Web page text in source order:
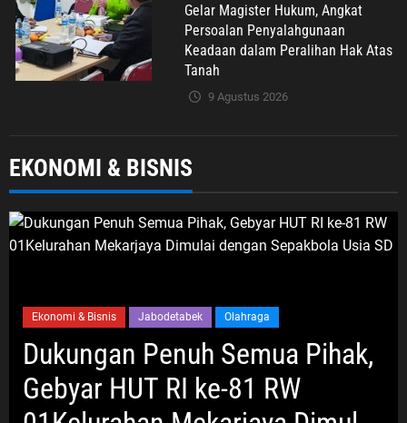
Gelar Magister Hukum, Angkat
Persoalan Penyalahgunaan
Keadaan dalam Peralihan Hak Atas
Tanah
9 Agustus 2026
TAS BERISI DOKUMEN PENTING
SUMARECON BEKASI
9 Agustus 2026
Ekonomi & Bisnis Jabodetabek
Dukungan Penuh Semua Pihak,
Gebyar HUT RI ke-81 RW
01Kelurahan Mekarjaya Dimulai
dengan Sepakbola Usia SD
EKONOMI & BISNIS
Ekonomi & Bisnis Jabodetabek Olahraga
Dukungan Penuh Semua Pihak,
Gebyar HUT RI ke-81 RW